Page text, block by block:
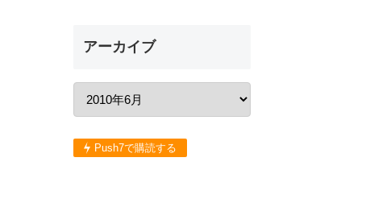
アーカイブ
Push7で購読する